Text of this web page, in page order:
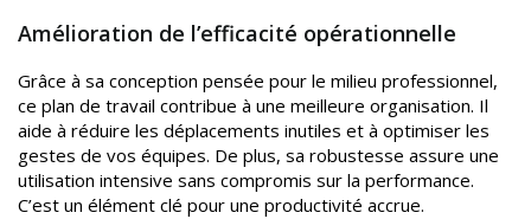
Amélioration de l’efficacité opérationnelle
Grâce à sa conception pensée pour le milieu professionnel,
ce plan de travail contribue à une meilleure organisation. Il
aide à réduire les déplacements inutiles et à optimiser les
gestes de vos équipes. De plus, sa robustesse assure une
utilisation intensive sans compromis sur la performance.
C’est un élément clé pour une productivité accrue.